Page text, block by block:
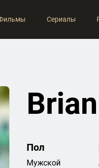
Сериалы
Пол
Мужской